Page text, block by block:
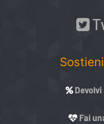
Devolvi
Fai